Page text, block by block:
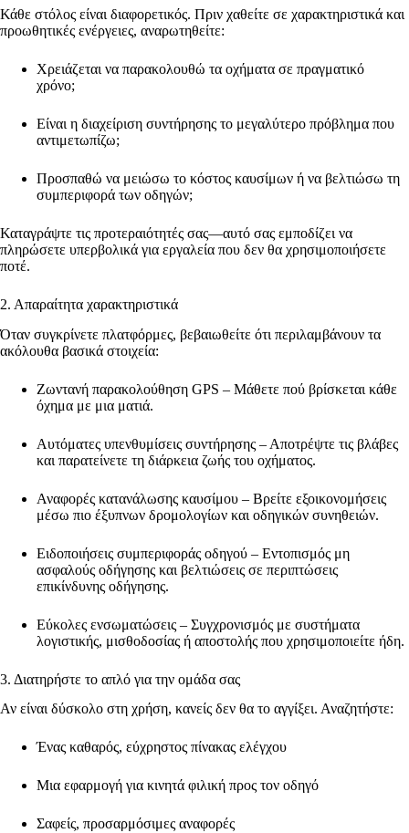
Κάθε στόλος είναι διαφορετικός. Πριν χαθείτε σε χαρακτηριστικά και
προωθητικές ενέργειες, αναρωτηθείτε:
Χρειάζεται να παρακολουθώ τα οχήματα σε πραγματικό
χρόνο;
Είναι η διαχείριση συντήρησης το μεγαλύτερο πρόβλημα που
αντιμετωπίζω;
Προσπαθώ να μειώσω το κόστος καυσίμων ή να βελτιώσω τη
συμπεριφορά των οδηγών;
Καταγράψτε τις προτεραιότητές σας—αυτό σας εμποδίζει να
πληρώσετε υπερβολικά για εργαλεία που δεν θα χρησιμοποιήσετε
ποτέ.
2. Απαραίτητα χαρακτηριστικά
Όταν συγκρίνετε πλατφόρμες, βεβαιωθείτε ότι περιλαμβάνουν τα
ακόλουθα βασικά στοιχεία:
Ζωντανή παρακολούθηση GPS – Μάθετε πού βρίσκεται κάθε
όχημα με μια ματιά.
Αυτόματες υπενθυμίσεις συντήρησης – Αποτρέψτε τις βλάβες
και παρατείνετε τη διάρκεια ζωής του οχήματος.
Αναφορές κατανάλωσης καυσίμου – Βρείτε εξοικονομήσεις
μέσω πιο έξυπνων δρομολογίων και οδηγικών συνηθειών.
Ειδοποιήσεις συμπεριφοράς οδηγού – Εντοπισμός μη
ασφαλούς οδήγησης και βελτιώσεις σε περιπτώσεις
επικίνδυνης οδήγησης.
Εύκολες ενσωματώσεις – Συγχρονισμός με συστήματα
λογιστικής, μισθοδοσίας ή αποστολής που χρησιμοποιείτε ήδη.
3. Διατηρήστε το απλό για την ομάδα σας
Αν είναι δύσκολο στη χρήση, κανείς δεν θα το αγγίξει. Αναζητήστε:
Ένας καθαρός, εύχρηστος πίνακας ελέγχου
Μια εφαρμογή για κινητά φιλική προς τον οδηγό
Σαφείς, προσαρμόσιμες αναφορές